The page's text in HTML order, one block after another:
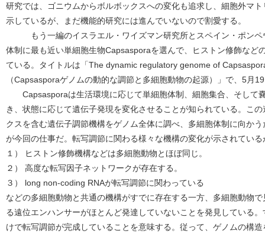
研究では、ゴニウムからボルボックスへの変化も追求し、細胞外マ
示しているが、まだ機能的研究には進んでいないので割愛する。
もう一編のイスラエル・ワイズマン研究所とスペイン・ポンペ
体制に最も近い単細胞生物Capsasporaを選んで、ヒストン修飾など
ている。タイトルは「The dynamic regulatory genome of
（Capsasporaゲノムの動的な調節と多細胞動物の起源）」で、5月
Capsasporaは生活環境に応じて単細胞体制、細胞集合、そして
き、状態に応じて遺伝子発現を変化させることが知られている。こ
クスを含む遺伝子調節機構をゲノム全体に調べ、多細胞体制に向か
が今回の仕事だ。転写調節に関わる様々な機構の変化が示されてい
１） ヒストン修飾機構などは多細胞動物とほぼ同じ。
２） 高度な転写因子ネットワークが存在する。
３） long non-coding RNAが転写調節に関わっている
などの多細胞動物と共通の機構がすでに存在する一方、多細胞動物
る遠位エンハンサーがほとんど発達していないことを発見している
けで転写調節が完成していることを意味する。従って、ゲノムの構